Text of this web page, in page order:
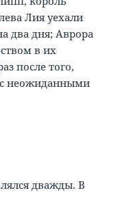
Лия уехали
два дня; Аврора
в их
после того,
с неожиданными
дважды. В